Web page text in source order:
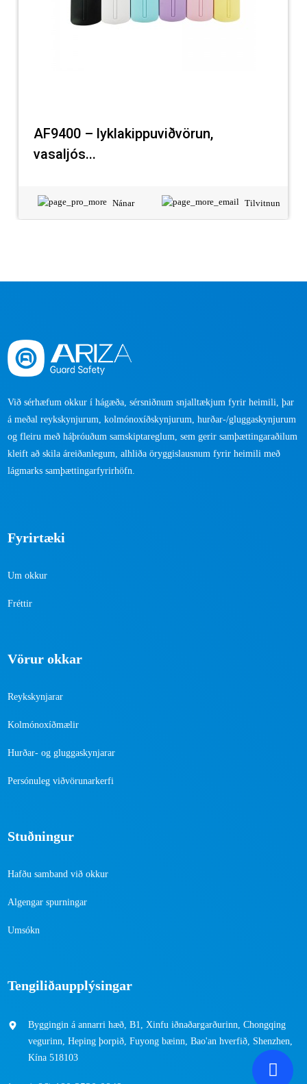
AF9400 – lyklakippuviðvörun,
vasaljós...
Nánar Tilvitnun
Við sérhæfum okkur í hágæða, sérsniðnum snjalltækjum fyrir heimili, þar
á meðal reykskynjurum, kolmónoxíðskynjurum, hurðar-/gluggaskynjurum
og fleiru með háþróuðum samskiptareglum, sem gerir samþættingaraðilum
kleift að skila áreiðanlegum, alhliða öryggislausnum fyrir heimili með
lágmarks samþættingarfyrirhöfn.
Fyrirtæki
Um okkur
Fréttir
Vörur okkar
Reykskynjarar
Kolmónoxíðmælir
Hurðar- og gluggaskynjarar
Persónuleg viðvörunarkerfi
Stuðningur
Hafðu samband við okkur
Algengar spurningar
Umsókn
Tengiliðaupplýsingar
Byggingin á annarri hæð, B1, Xinfu iðnaðargarðurinn, Chongqing
vegurinn, Heping þorpið, Fuyong bæinn, Bao'an hverfið, Shenzhen,
Kína 518103